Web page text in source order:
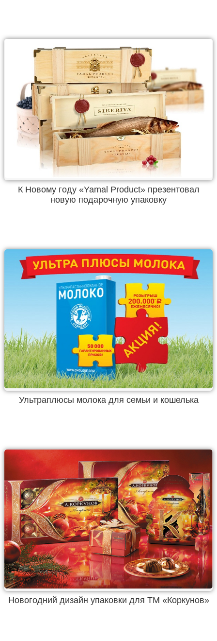
К Новому году «Yamal Product» презентовал
новую подарочную упаковку
Ультраплюсы молока для семьи и кошелька
Новогодний дизайн упаковки для ТМ «Коркунов»